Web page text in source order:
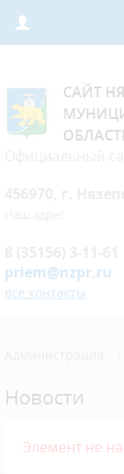
САЙТ
priem@nzpr.ru
все контакты
Новости
Элемент не